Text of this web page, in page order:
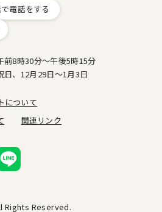
電話をする
8時30分～午後5時15分
、12月29日～1月3日
について
関連リンク
Rights Reserved.